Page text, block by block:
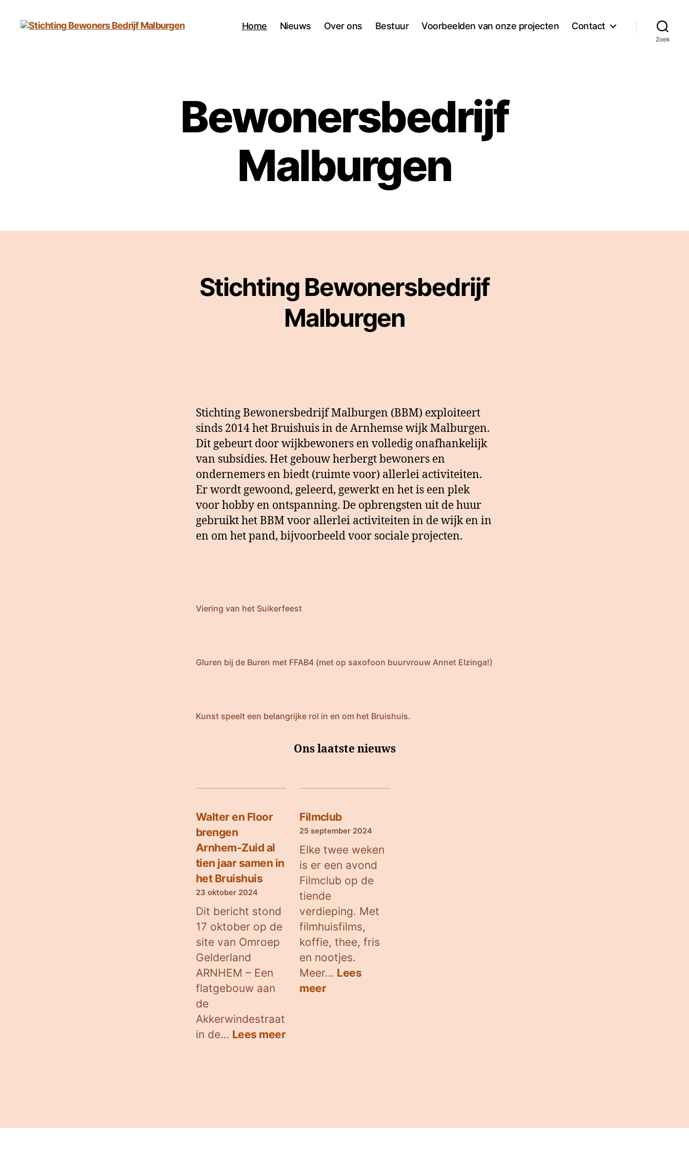
Home Nieuws Over ons Bestuur Voorbeelden van onze projecten Contact
Zoek
Bewonersbedrijf
Malburgen
Stichting Bewonersbedrijf
Malburgen
Stichting Bewonersbedrijf Malburgen (BBM) exploiteert
sinds 2014 het Bruishuis in de Arnhemse wijk Malburgen.
Dit gebeurt door wijkbewoners en volledig onafhankelijk
van subsidies. Het gebouw herbergt bewoners en
ondernemers en biedt (ruimte voor) allerlei activiteiten.
Er wordt gewoond, geleerd, gewerkt en het is een plek
voor hobby en ontspanning. De opbrengsten uit de huur
gebruikt het BBM voor allerlei activiteiten in de wijk en in
en om het pand, bijvoorbeeld voor sociale projecten.
Viering van het Suikerfeest
Gluren bij de Buren met FFAB4 (met op saxofoon buurvrouw Annet Elzinga!)
Kunst speelt een belangrijke rol in en om het Bruishuis.
Ons laatste nieuws
Walter en Floor
brengen
Arnhem-Zuid al
tien jaar samen in
het Bruishuis
23 oktober 2024
Dit bericht stond
17 oktober op de
site van Omroep
Gelderland
ARNHEM – Een
flatgebouw aan
de
Akkerwindestraat
in de… Lees meer:
al
Filmclub
25 september 2024
Elke twee weken
is er een avond
Filmclub op de
tiende
verdieping. Met
filmhuisfilms,
koffie, thee, fris
en nootjes.
Meer… Lees
meer: